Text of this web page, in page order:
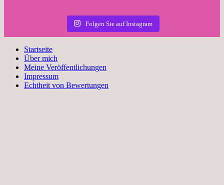
Folgen Sie auf Instagram
Startseite
Über mich
Meine Veröffentlichungen
Impressum
Echtheit von Bewertungen